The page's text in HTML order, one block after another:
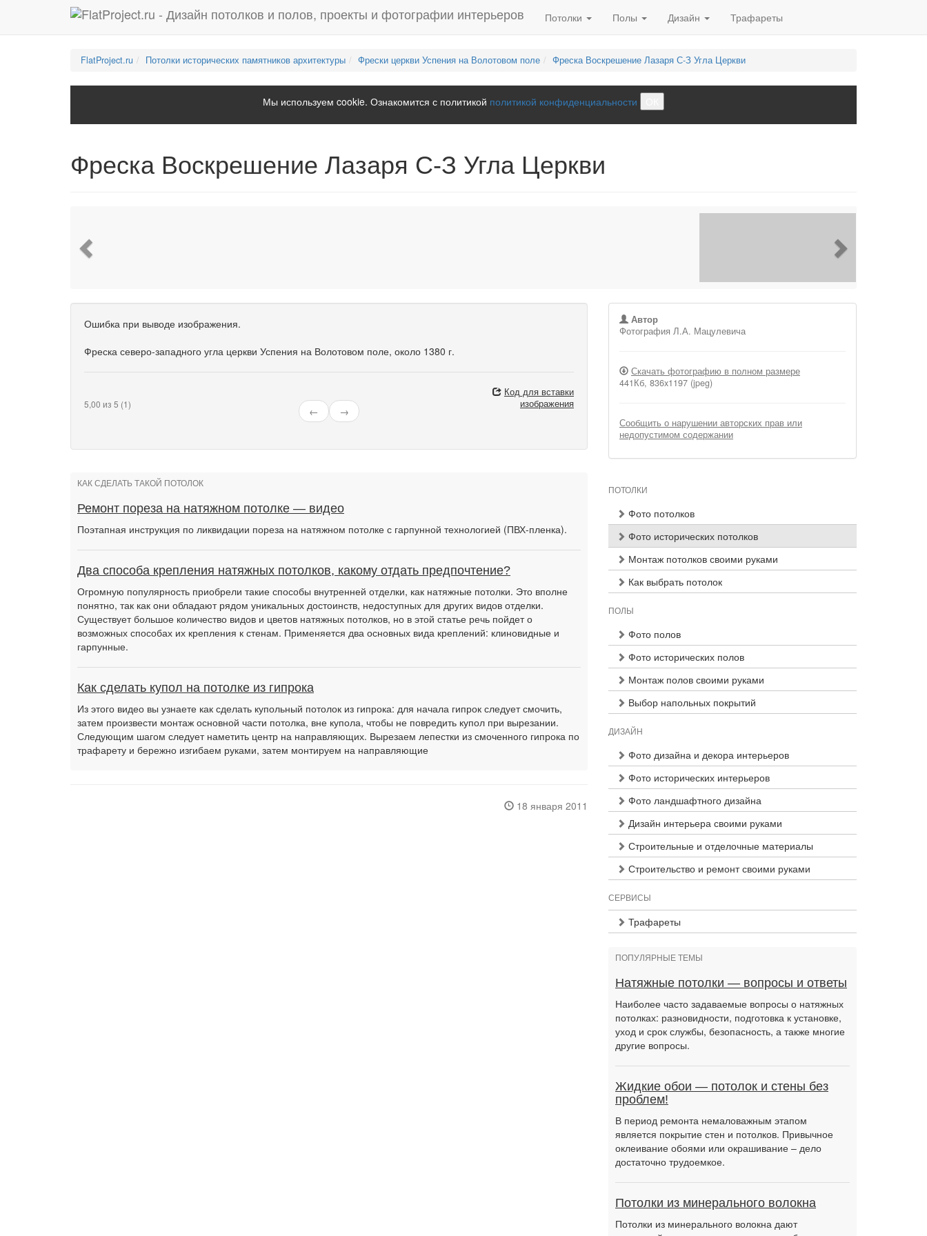
Потолки Полы Дизайн Трафареты
FlatProject.ru Потолки исторических памятников архитектуры Фрески церкви Успения на Волотовом поле Фреска Воскрешение Лазаря С-З Угла Церкви
Мы используем cookie. Ознакомится с политикой политикой конфиденциальности
Фреска Воскрешение Лазаря С-З Угла Церкви
Ошибка при выводе изображения.
Фреска северо-западного угла церкви Успения на Волотовом поле, около 1380 г.
5,00 из 5 (1)
← →
Код для вставки
изображения
Автор
Фотография Л.А. Мацулевича
Скачать фотографию в полном размере
441Кб, 836x1197 (jpeg)
Сообщить о нарушении авторских прав или
недопустимом содержании
КАК СДЕЛАТЬ ТАКОЙ ПОТОЛОК
Ремонт пореза на натяжном потолке — видео
Поэтапная инструкция по ликвидации пореза на натяжном потолке с гарпунной технологией (ПВХ-пленка).
Два способа крепления натяжных потолков, какому отдать предпочтение?
Огромную популярность приобрели такие способы внутренней отделки, как натяжные потолки. Это вполне
понятно, так как они обладают рядом уникальных достоинств, недоступных для других видов отделки.
Существует большое количество видов и цветов натяжных потолков, но в этой статье речь пойдет о
возможных способах их крепления к стенам. Применяется два основных вида креплений: клиновидные и
гарпунные.
Как сделать купол на потолке из гипрока
Из этого видео вы узнаете как сделать купольный потолок из гипрока: для начала гипрок следует смочить,
затем произвести монтаж основной части потолка, вне купола, чтобы не повредить купол при вырезании.
Следующим шагом следует наметить центр на направляющих. Вырезаем лепестки из смоченного гипрока по
трафарету и бережно изгибаем руками, затем монтируем на направляющие
18 января 2011
ПОТОЛКИ
Фото потолков
Фото исторических потолков
Монтаж потолков своими руками
Как выбрать потолок
ПОЛЫ
Фото полов
Фото исторических полов
Монтаж полов своими руками
Выбор напольных покрытий
ДИЗАЙН
Фото дизайна и декора интерьеров
Фото исторических интерьеров
Фото ландшафтного дизайна
Дизайн интерьера своими руками
Строительные и отделочные материалы
Строительство и ремонт своими руками
СЕРВИСЫ
Трафареты
ПОПУЛЯРНЫЕ ТЕМЫ
Натяжные потолки — вопросы и ответы
Наиболее часто задаваемые вопросы о натяжных
потолках: разновидности, подготовка к установке,
уход и срок службы, безопасность, а также многие
другие вопросы.
Жидкие обои — потолок и стены без
проблем!
В период ремонта немаловажным этапом
является покрытие стен и потолков. Привычное
оклеивание обоями или окрашивание – дело
достаточно трудоемкое.
Потолки из минерального волокна
Потолки из минерального волокна дают